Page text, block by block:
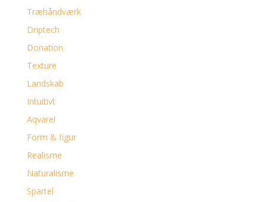
Træhåndværk
Driptech
Donation
Texture
Landskab
Intuitivt
Aqvarel
Form & figur
Realisme
Naturalisme
Spartel